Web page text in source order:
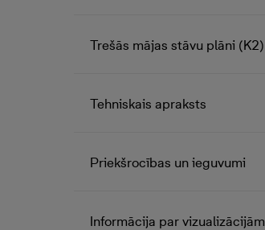
Trešās mājas stāvu plāni (K2)
Tehniskais apraksts
Priekšrocības un ieguvumi
Informācija par vizualizācijām